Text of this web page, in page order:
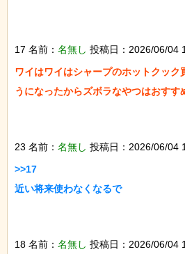
17 名前： 名無し 投稿日：2026/06/04
ワイはワイはシャープのホットクック
うになったからズボラなやつはおすす
23 名前： 名無し 投稿日：2026/06/04
>>17
近い将来使わなくなるで
18 名前： 名無し 投稿日：2026/06/04